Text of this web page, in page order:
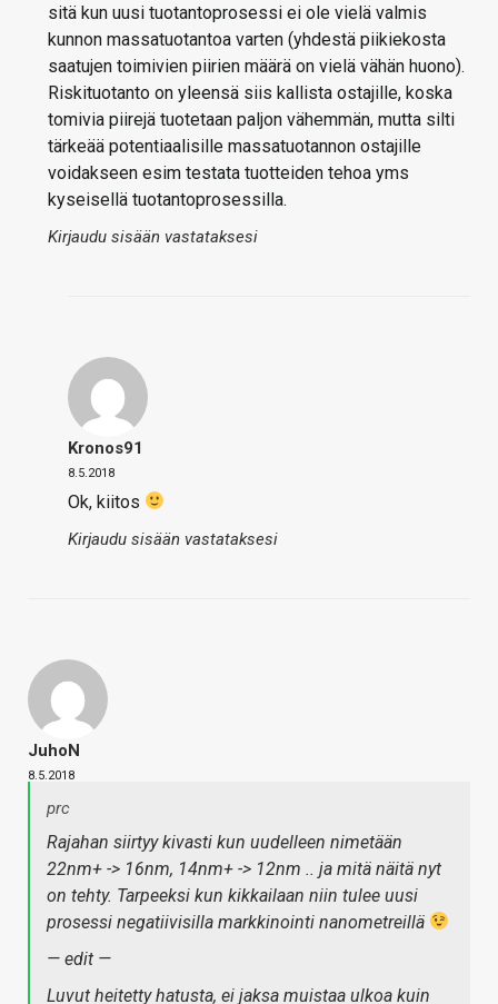
sitä kun uusi tuotantoprosessi ei ole vielä valmis
kunnon massatuotantoa varten (yhdestä piikiekosta
saatujen toimivien piirien määrä on vielä vähän huono).
Riskituotanto on yleensä siis kallista ostajille, koska
tomivia piirejä tuotetaan paljon vähemmän, mutta silti
tärkeää potentiaalisille massatuotannon ostajille
voidakseen esim testata tuotteiden tehoa yms
kyseisellä tuotantoprosessilla.
Kirjaudu sisään vastataksesi
Kronos91
8.5.2018
Ok, kiitos
Kirjaudu sisään vastataksesi
JuhoN
8.5.2018
prc
Rajahan siirtyy kivasti kun uudelleen nimetään
22nm+ -> 16nm, 14nm+ -> 12nm .. ja mitä näitä nyt
on tehty. Tarpeeksi kun kikkailaan niin tulee uusi
prosessi negatiivisilla markkinointi nanometreillä
— edit —
Luvut heitetty hatusta, ei jaksa muistaa ulkoa kuin